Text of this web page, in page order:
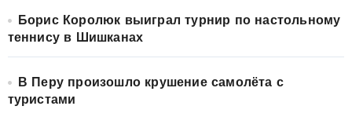
Борис Королюк выиграл турнир по настольному
теннису в Шишканах
В Перу произошло крушение самолёта с
туристами